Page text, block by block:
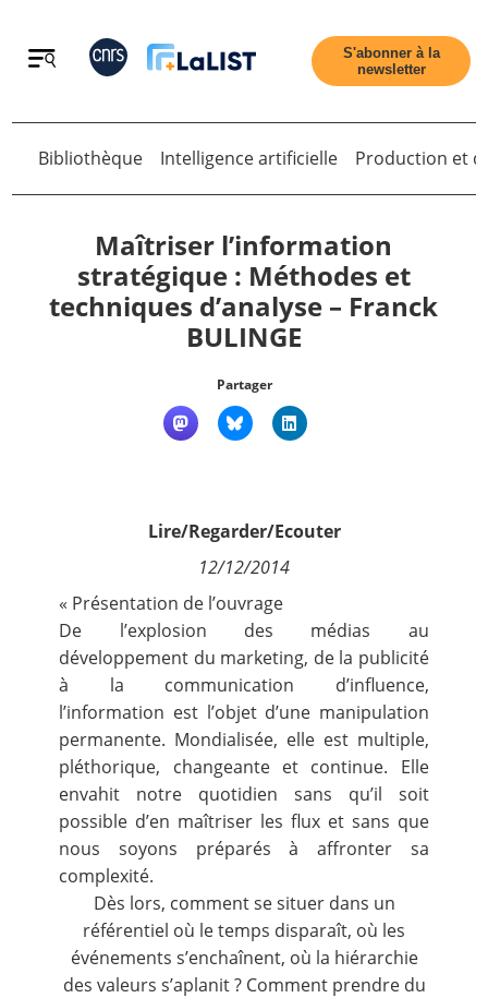
Retour
Accueil
Qui sommes nous ?
S'abonner à la
newsletter
Retour
Bibliothèque Intelligence artificielle Production et
Maîtriser l’information
stratégique : Méthodes et
techniques d’analyse – Franck
BULINGE
Partager
Lire/Regarder/Ecouter
12/12/2014
« Présentation de l’ouvrage
De l’explosion des médias au
développement du marketing, de la publicité
à la communication d’influence,
l’information est l’objet d’une manipulation
permanente. Mondialisée, elle est multiple,
pléthorique, changeante et continue. Elle
envahit notre quotidien sans qu’il soit
possible d’en maîtriser les flux et sans que
nous soyons préparés à affronter sa
complexité.
Dès lors, comment se situer dans un
référentiel où le temps disparaît, où les
événements s’enchaînent, où la hiérarchie
des valeurs s’aplanit ? Comment prendre du